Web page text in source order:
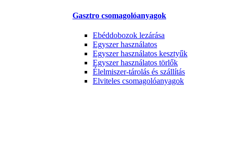
Gasztro csomagolóanyagok
Ebéddobozok lezárása
Egyszer használatos
Egyszer használatos kesztyűk
Egyszer használatos törlők
Élelmiszer-tárolás és szállítás
Elviteles csomagolóanyagok